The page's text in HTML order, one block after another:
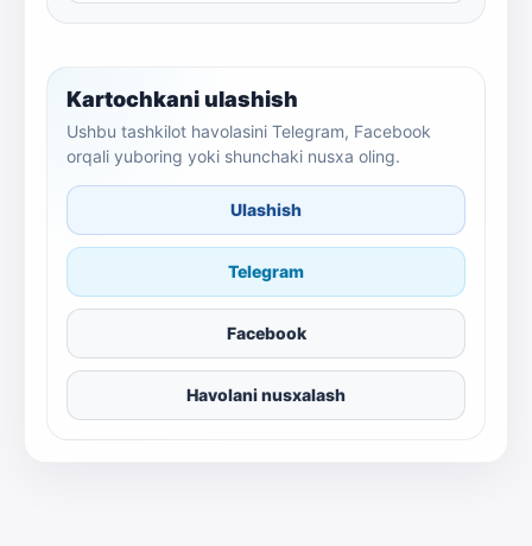
Kartochkani ulashish
Ushbu tashkilot havolasini Telegram, Facebook
orqali yuboring yoki shunchaki nusxa oling.
Ulashish
Telegram
Facebook
Havolani nusxalash